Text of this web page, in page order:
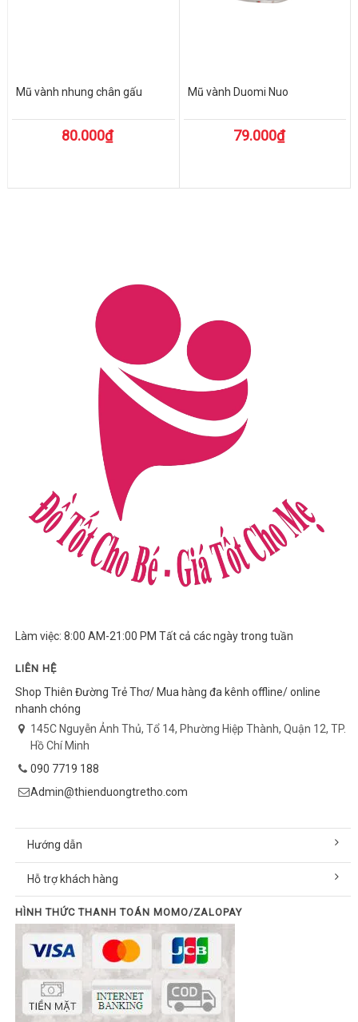
Mũ vành nhung chân gấu
80.000₫
Mũ vành Duomi Nuo
79.000₫
Làm việc: 8:00 AM-21:00 PM Tất cả các ngày trong tuần
LIÊN HỆ
Shop Thiên Đường Trẻ Thơ/ Mua hàng đa kênh offline/ online
nhanh chóng
145C Nguyễn Ảnh Thủ, Tổ 14, Phường Hiệp Thành, Quận 12, TP.
Hồ Chí Minh
090 7719 188
Admin@thienduongtretho.com
Hướng dẫn
Hỗ trợ khách hàng
HÌNH THỨC THANH TOÁN MOMO/ZALOPAY